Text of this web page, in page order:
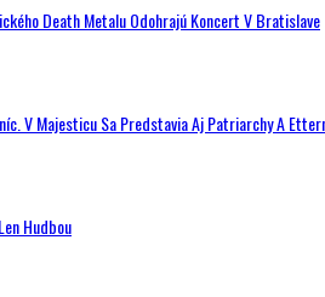
Death Metalu Odohrajú Koncert V Bratislave
V Majesticu Sa Predstavia Aj Patriarchy A
Hudbou